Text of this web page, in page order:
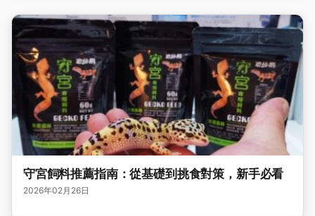
守宮飼料推薦指南：從基礎到挑食對策，新手必看
2026年02月26日